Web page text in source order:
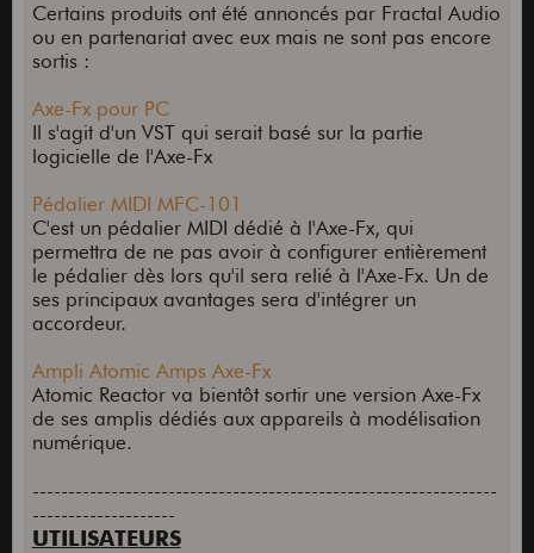
Certains produits ont été annoncés par Fractal Audio
ou en partenariat avec eux mais ne sont pas encore
sortis :
Axe-Fx pour PC
Il s'agit d'un VST qui serait basé sur la partie
logicielle de l'Axe-Fx
Pédalier MIDI MFC-101
C'est un pédalier MIDI dédié à l'Axe-Fx, qui
permettra de ne pas avoir à configurer entièrement
le pédalier dès lors qu'il sera relié à l'Axe-Fx. Un de
ses principaux avantages sera d'intégrer un
accordeur.
Ampli Atomic Amps Axe-Fx
Atomic Reactor va bientôt sortir une version Axe-Fx
de ses amplis dédiés aux appareils à modélisation
numérique.
-----------------------------------------------------------------
--------------------
UTILISATEURS